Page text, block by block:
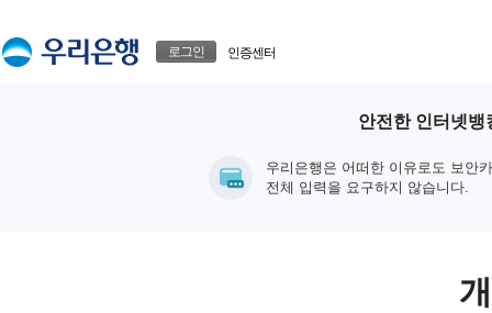
로그인 인증센터
안전한 인터넷뱅
우리은행은 어떠한 이유로도 보안
전체 입력을 요구하지 않습니다.